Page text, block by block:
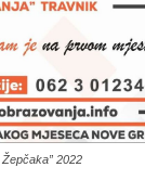
2022